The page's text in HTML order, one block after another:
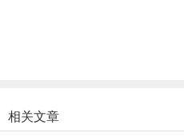
背后的谜团吧！
相关文章